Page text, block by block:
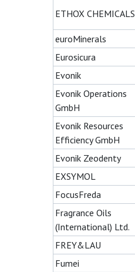
ETHOX CHEMICALS
euroMinerals
Eurosicura
Evonik
Evonik Operations
GmbH
Evonik Resources
Efficiency GmbH
Evonik Zeodenty
EXSYMOL
FocusFreda
Fragrance Oils
(International) Ltd.
FREY&LAU
Fumei